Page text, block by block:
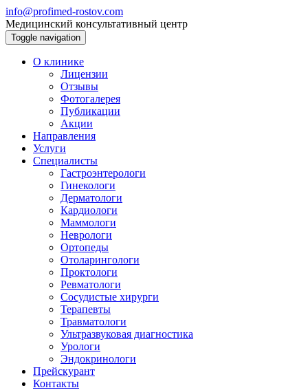
info@profimed-rostov.com
Медицинский консультативный центр
Toggle navigation
О клинике
Лицензии
Отзывы
Фотогалерея
Публикации
Акции
Направления
Услуги
Специалисты
Гастроэнтерологи
Гинекологи
Дерматологи
Кардиологи
Маммологи
Неврологи
Ортопеды
Отоларингологи
Проктологи
Ревматологи
Сосудистые хирурги
Терапевты
Травматологи
Ультразвуковая диагностика
Урологи
Эндокринологи
Прейскурант
Контакты